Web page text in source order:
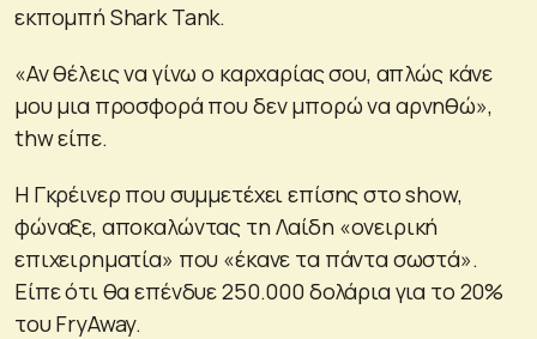
εκπομπή Shark Tank.
«Αν θέλεις να γίνω ο καρχαρίας σου, απλώς κάνε
μου μια προσφορά που δεν μπορώ να αρνηθώ»,
thw είπε.
H Γκρέινερ που συμμετέχει επίσης στο show,
φώναξε, αποκαλώντας τη Λαίδη «ονειρική
επιχειρηματία» που «έκανε τα πάντα σωστά».
Είπε ότι θα επένδυε 250.000 δολάρια για το 20%
του FryAway.